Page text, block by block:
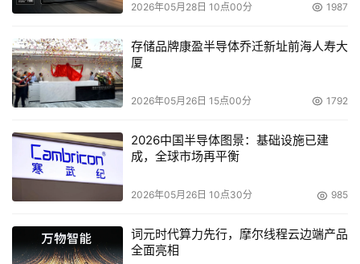
天，SATA磁盘的容量已经可以达到400GB，是20年前最大
硬盘容量的2万倍！
个小小的伴音，存储系统结构和应用模式的发展才是其真正
的主旋律。
1988年，美国加州大学伯克利分校的David Patterson
等三个研究者最早提出了RAID的概念。这一概念历史性的
改变了磁盘存储在主机系统中的使用模式，使应用系统对存
2026年05月28日 10点00分 1987
存储品牌康盈半导体乔迁新址前海人寿大
厦
2026年05月26日 15点00分 1792
2026中国半导体图景：基础设施已建
成，全球市场再平衡
2026年05月26日 10点30分 985
词元时代算力先行，摩尔线程云边端产品
全面亮相